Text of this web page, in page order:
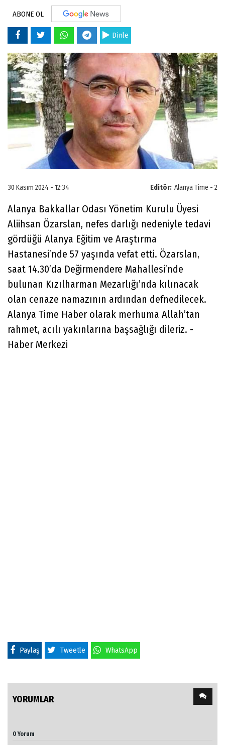
ABONE OL
Dinle
Editör: Alanya Time - 2
30 Kasım 2024 - 12:34
Alanya Bakkallar Odası Yönetim Kurulu Üyesi
Aliihsan Özarslan, nefes darlığı nedeniyle tedavi
gördüğü Alanya Eğitim ve Araştırma
Hastanesi’nde 57 yaşında vefat etti. Özarslan,
saat 14.30’da Değirmendere Mahallesi’nde
bulunan Kızılharman Mezarlığı’nda kılınacak
olan cenaze namazının ardından defnedilecek.
Alanya Time Haber olarak merhuma Allah’tan
rahmet, acılı yakınlarına başsağlığı dileriz. -
Haber Merkezi
Paylaş Tweetle WhatsApp
YORUMLAR
0 Yorum